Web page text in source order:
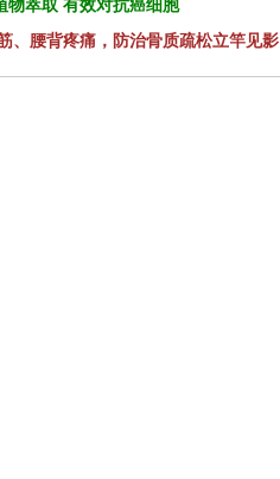
物萃取 有效对抗癌细胞
、腰背疼痛，防治骨质疏松立竿见影